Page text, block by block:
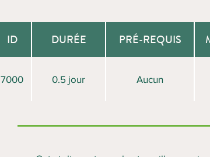
ID DURÉE PRÉ-REQUIS
7000 0.5 jour Aucun